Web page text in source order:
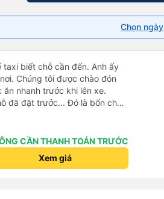
Chọn ngày
biết chỗ cần đến. Anh ấy
Chúng tôi được chào đón
nhanh trước khi lên xe.
đã đặt trước... Đó là bốn chỗ
Các con tôi gọi đó là &quot;xe
Nam điển hình. Chuyến đi
những ngôi nhà ven kênh.
CẦN THANH TOÁN TRƯỚC
Xem giá